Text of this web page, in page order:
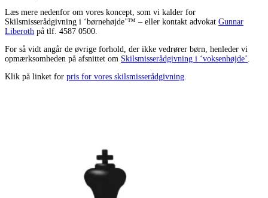
Læs mere nedenfor om vores koncept, som vi kalder for
Skilsmisserådgivning i ‘børnehøjde’™ – eller kontakt advokat Gunnar
Liberoth på tlf. 4587 0500.
For så vidt angår de øvrige forhold, der ikke vedrører børn, henleder vi
opmærksomheden på afsnittet om Skilsmisserådgivning i ‘voksenhøjde’.
Klik på linket for pris for vores skilsmisserådgivning.